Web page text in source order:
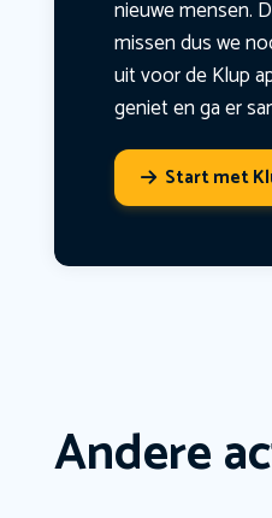
nieuwe mensen.
missen dus we
uit voor de Klup
geniet en ga er
Start met
Andere